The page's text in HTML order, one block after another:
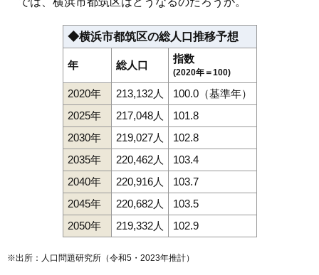
◆横浜市都筑区の総人口推移予想
年 総人口
指数
(2020年＝100)
2020年 213,132人
100.0（基準年）
2025年
217,048人
101.8
2030年
219,027人
102.8
2035年
220,462人
103.4
2040年
220,916人
103.7
2045年
220,682人
103.5
2050年
219,332人 102.9
※出所：人口問題研究所（令和5・2023年推計）